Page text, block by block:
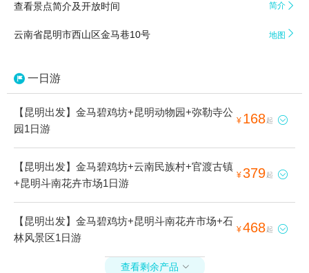
查看景点简介及开放时间 简介 
云南省昆明市西山区金马巷10号 地图 
一日游
【昆明出发】金马碧鸡坊+昆明动物园+弥勒寺公
园1日游
¥ 168起 
【昆明出发】金马碧鸡坊+云南民族村+官渡古镇
+昆明斗南花卉市场1日游
¥379起 
【昆明出发】金马碧鸡坊+昆明斗南花卉市场+石
林风景区1日游
¥468起 
查看剩余产品 